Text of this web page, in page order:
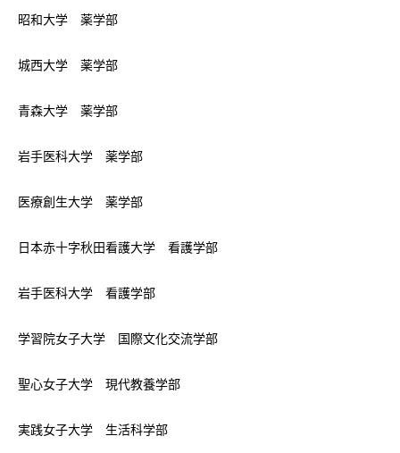
昭和大学 薬学部
城西大学 薬学部
青森大学 薬学部
岩手医科大学 薬学部
医療創生大学 薬学部
日本赤十字秋田看護大学 看護学部
岩手医科大学 看護学部
学習院女子大学 国際文化交流学部
聖心女子大学 現代教養学部
実践女子大学 生活科学部